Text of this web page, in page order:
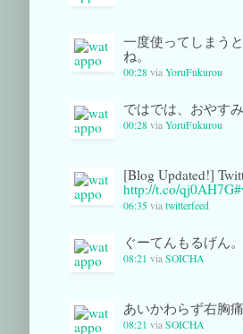
一度使ってしまう
ね。
00:28 via YoruFukurou
ではでは、おやすみ
00:28 via YoruFukurou
[Blog Updated!]
http://t.co/qj0AH7G
06:35 via twitterfeed
ぐーてんもるげん。
08:21 via SOICHA
あいかわらず右胸
08:21 via SOICHA